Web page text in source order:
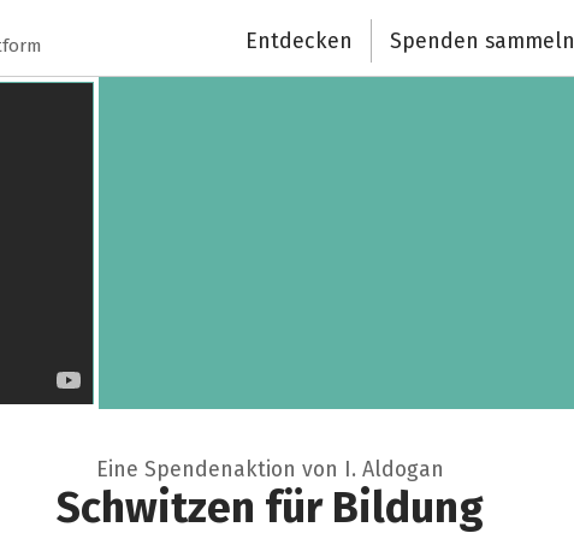
Entdecken Spenden sammeln
Eine Spendenaktion von I. Aldogan
Schwitzen für Bildung